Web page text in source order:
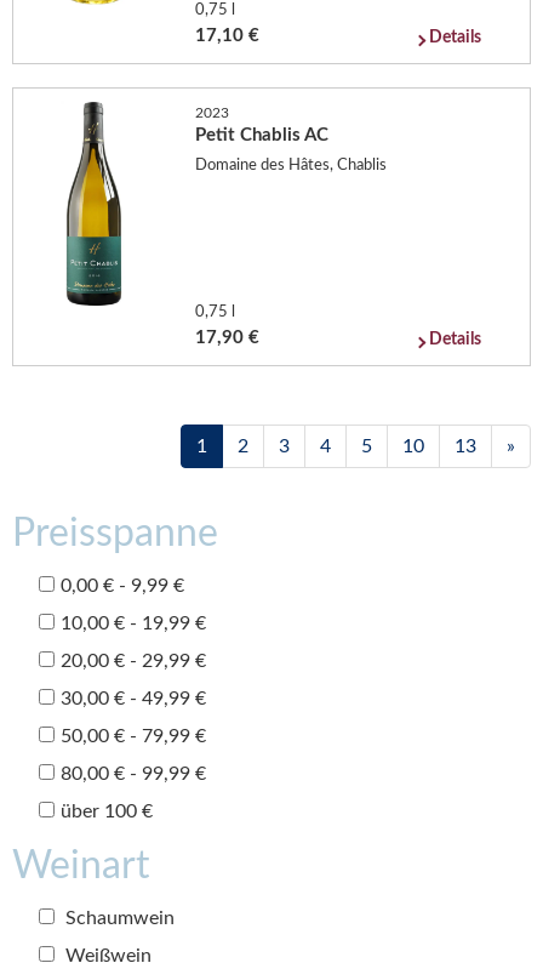
0,75 l
17,10 € Details
2023
Petit Chablis AC
Domaine des Hâtes, Chablis
0,75 l
17,90 € Details
1 2 3 4 5 10 13 »
Preisspanne
0,00 € - 9,99 €
10,00 € - 19,99 €
20,00 € - 29,99 €
30,00 € - 49,99 €
50,00 € - 79,99 €
80,00 € - 99,99 €
über 100 €
Weinart
Schaumwein
Weißwein